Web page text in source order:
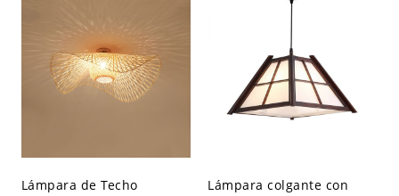
Lámpara de Techo
Lámpara colgante con